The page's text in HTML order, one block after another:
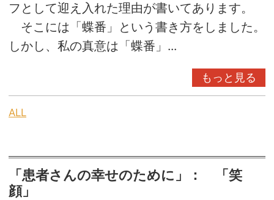
フとして迎え入れた理由が書いてあります。
そこには「蝶番」という書き方をしました。
しかし、私の真意は「蝶番」...
もっと見る
ALL
「患者さんの幸せのために」： 「笑
顔」